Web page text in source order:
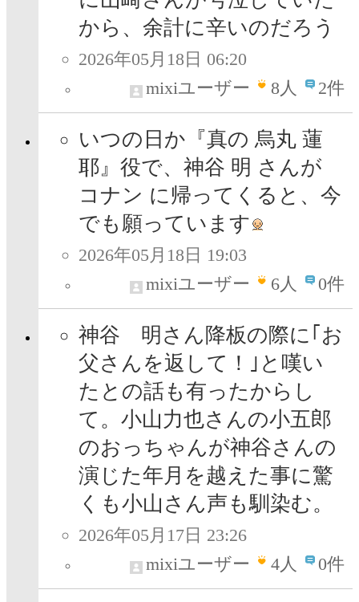
から、余計に辛いのだろう
2026年05月18日 06:20
mixiユーザー
8人 2件
いつの日か『真の 烏丸 蓮
耶』役で、神谷 明 さんが
コナン に帰ってくると、今
でも願っています
2026年05月18日 19:03
mixiユーザー
6人 0件
神谷 明さん降板の際に｢お
父さんを返して！｣と嘆い
たとの話も有ったからし
て。小山力也さんの小五郎
のおっちゃんが神谷さんの
演じた年月を越えた事に驚
くも小山さん声も馴染む。
2026年05月17日 23:26
mixiユーザー
4人 0件